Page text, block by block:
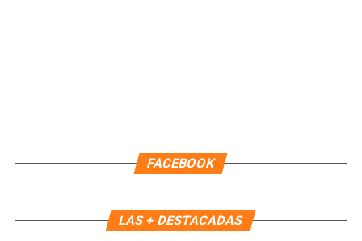
FACEBOOK
LAS + DESTACADAS